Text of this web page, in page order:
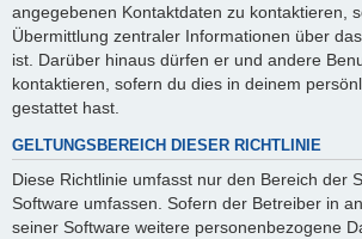
angegebenen Kontaktdaten zu kontaktieren,
Übermittlung zentraler Informationen über
ist. Darüber hinaus dürfen er und andere
kontaktieren, sofern du dies in deinem
gestattet hast.
GELTUNGSBEREICH DIESER RICHTLINIE
Diese Richtlinie umfasst nur den Bereich der
Software umfassen. Sofern der Betreiber in
seiner Software weitere personenbezogene